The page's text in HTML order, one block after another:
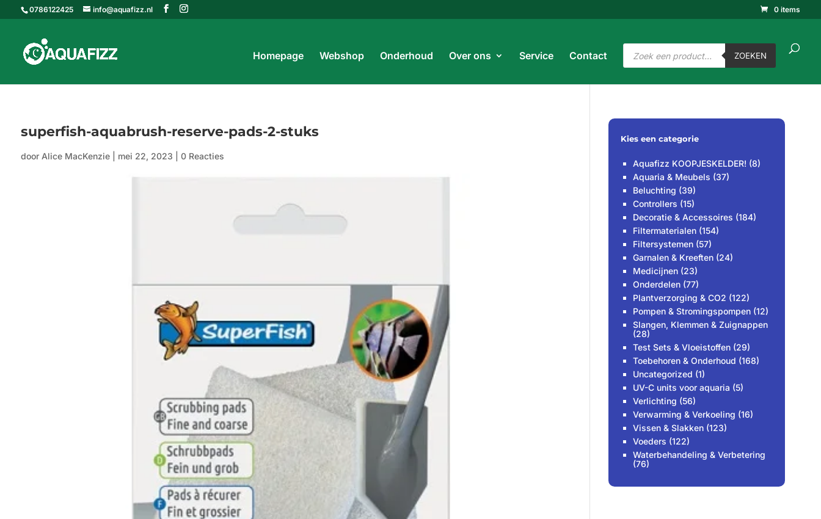
0786122425 info@aquafizz.nl 0 items
Homepage Webshop Onderhoud Over ons Service Contact
Producten
zoeken
ZOEKEN
Producten
superfish-aquabrush-reserve-pads-2-stuks
door Alice MacKenzie| mei 22, 2023 0 Reacties
Kies een categorie
Aquafizz KOOPJESKELDER! (8)
Aquaria & Meubels (37)
Beluchting (39)
Controllers (15)
Decoratie & Accessoires (184)
Filtermaterialen (154)
Filtersystemen (57)
Garnalen & Kreeften (24)
Medicijnen (23)
Onderdelen (77)
Plantverzorging & CO2 (122)
Pompen & Stromingspompen (12)
Slangen, Klemmen & Zuignappen
(28)
Test Sets & Vloeistoffen (29)
Toebehoren & Onderhoud (168)
Uncategorized (1)
UV-C units voor aquaria (5)
Verlichting (56)
Verwarming & Verkoeling (16)
Vissen & Slakken (123)
Voeders (122)
Waterbehandeling & Verbetering
(76)